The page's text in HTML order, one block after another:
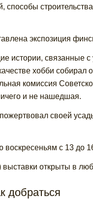
способы
экспозиция
истории, связанные
хобби
комиссия
и не нашедшая.
своей
с 13 до
открыты в
добраться